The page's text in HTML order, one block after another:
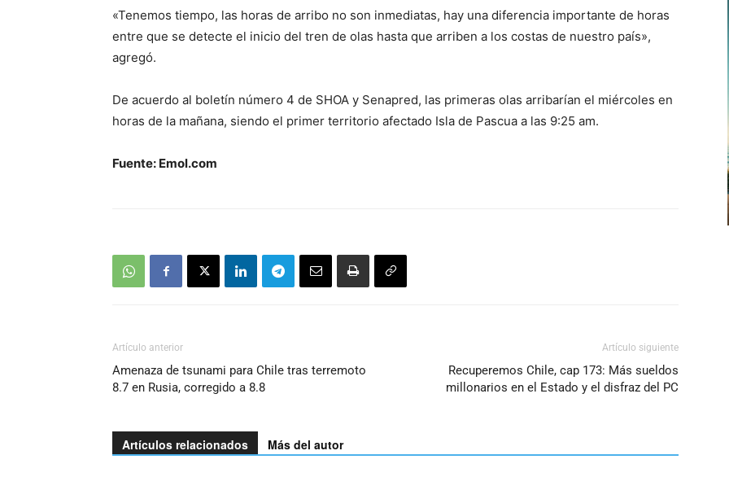
«Tenemos tiempo, las horas de arribo no son inmediatas, hay una diferencia importante de horas
entre que se detecte el inicio del tren de olas hasta que arriben a los costas de nuestro país»,
agregó.
De acuerdo al boletín número 4 de SHOA y Senapred, las primeras olas arribarían el miércoles en
horas de la mañana, siendo el primer territorio afectado Isla de Pascua a las 9:25 am.
Fuente: Emol.com
Artículo anterior
Amenaza de tsunami para Chile tras terremoto
8.7 en Rusia, corregido a 8.8
Artículo siguiente
Recuperemos Chile, cap 173: Más sueldos
millonarios en el Estado y el disfraz del PC
Artículos relacionados Más del autor